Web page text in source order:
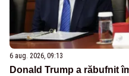
6 aug. 2026, 09:13
Donald Trump a răbufnit